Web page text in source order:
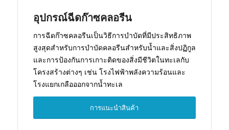
อุปกรณ์ฉีดก๊าซคลอรีน
การฉีดก๊าซคลอรีนเป็นวิธีการบำบัดที่มีประสิทธิภาพ
สูงสุดสำหรับการบำบัดคลอรีนสำหรับน้ำและสิ่งปฏิกูล
และการป้องกันการเกาะติดของสิ่งมีชีวิตในทะเลกับ
โครงสร้างต่างๆ เช่น โรงไฟฟ้าพลังความร้อนและ
โรงแยกเกลือออกจากน้ำทะเล
การแนะนำสินค้า